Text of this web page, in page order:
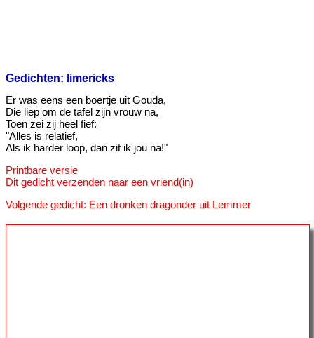
Gedichten: limericks
Er was eens een boertje uit Gouda,
Die liep om de tafel zijn vrouw na,
Toen zei zij heel fief:
"Alles is relatief,
Als ik harder loop, dan zit ik jou na!"
Printbare versie
Dit gedicht verzenden naar een vriend(in)
Volgende gedicht: Een dronken dragonder uit Lemmer